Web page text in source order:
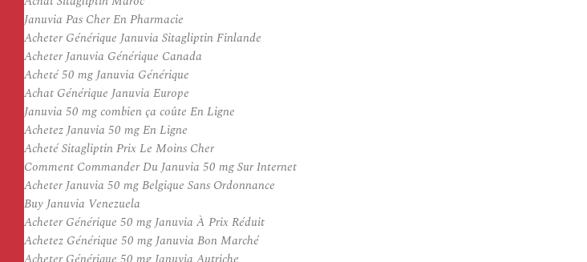
Januvia Pas Cher En Pharmacie
Acheter Générique Januvia Sitagliptin Finlande
Acheter Januvia Générique Canada
Acheté 50 mg Januvia Générique
Achat Générique Januvia Europe
Januvia 50 mg combien ça coûte En Ligne
Achetez Januvia 50 mg En Ligne
Acheté Sitagliptin Prix Le Moins Cher
Comment Commander Du Januvia 50 mg Sur Internet
Acheter Januvia 50 mg Belgique Sans Ordonnance
Buy Januvia Venezuela
Acheter Générique 50 mg Januvia À Prix Réduit
Achetez Générique 50 mg Januvia Bon Marché